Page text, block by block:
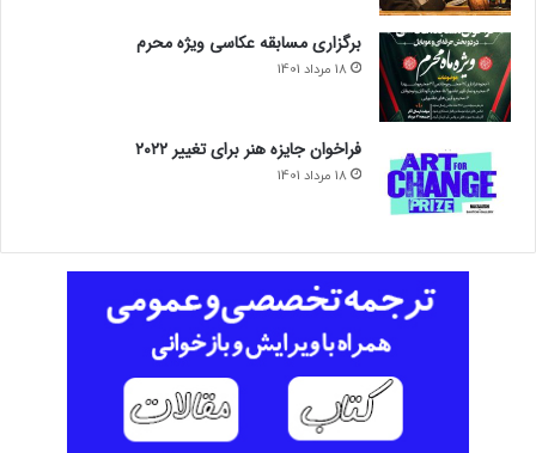
برگزاری مسابقه عکاسی ویژه محرم
18 مرداد 1401
فراخوان جایزه هنر برای تغییر ۲۰۲۲
18 مرداد 1401